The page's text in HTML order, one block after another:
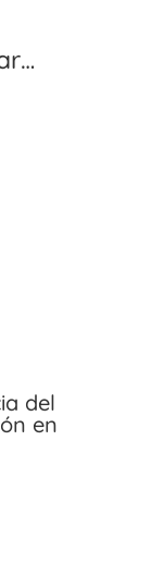
del
en